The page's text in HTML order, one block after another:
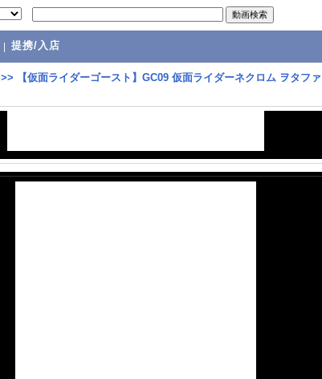
提携/入店
>>
【仮面ライダーゴースト】GC09 仮面ライダーネクロム ヲタファ